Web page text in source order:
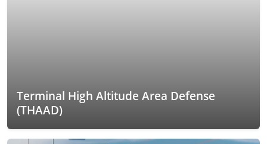
Terminal High Altitude Area Defense
(THAAD)